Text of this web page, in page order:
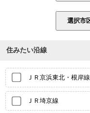
住みたい沿線
ＪＲ京浜東北・根岸線
ＪＲ埼京線